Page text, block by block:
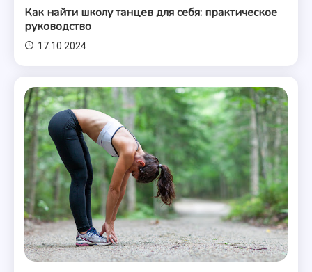
Как найти школу танцев для себя: практическое
руководство
17.10.2024